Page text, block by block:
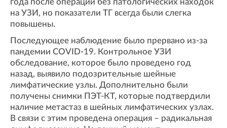
года после операции без патологических находок
на УЗИ, но показатели ТГ всегда были слегка
повышены.
Последующее наблюдение было прервано из-за
пандемии COVID-19. Контрольное УЗИ
обследование, которое было проведено год
назад, выявило подозрительные шейные
лимфатические узлы. Дополнительно были
получены снимки ПЭТ-КТ, которые подтвердили
наличие метастаз в шейных лимфатических узлах.
В связи с этим проведена операция – радикальная